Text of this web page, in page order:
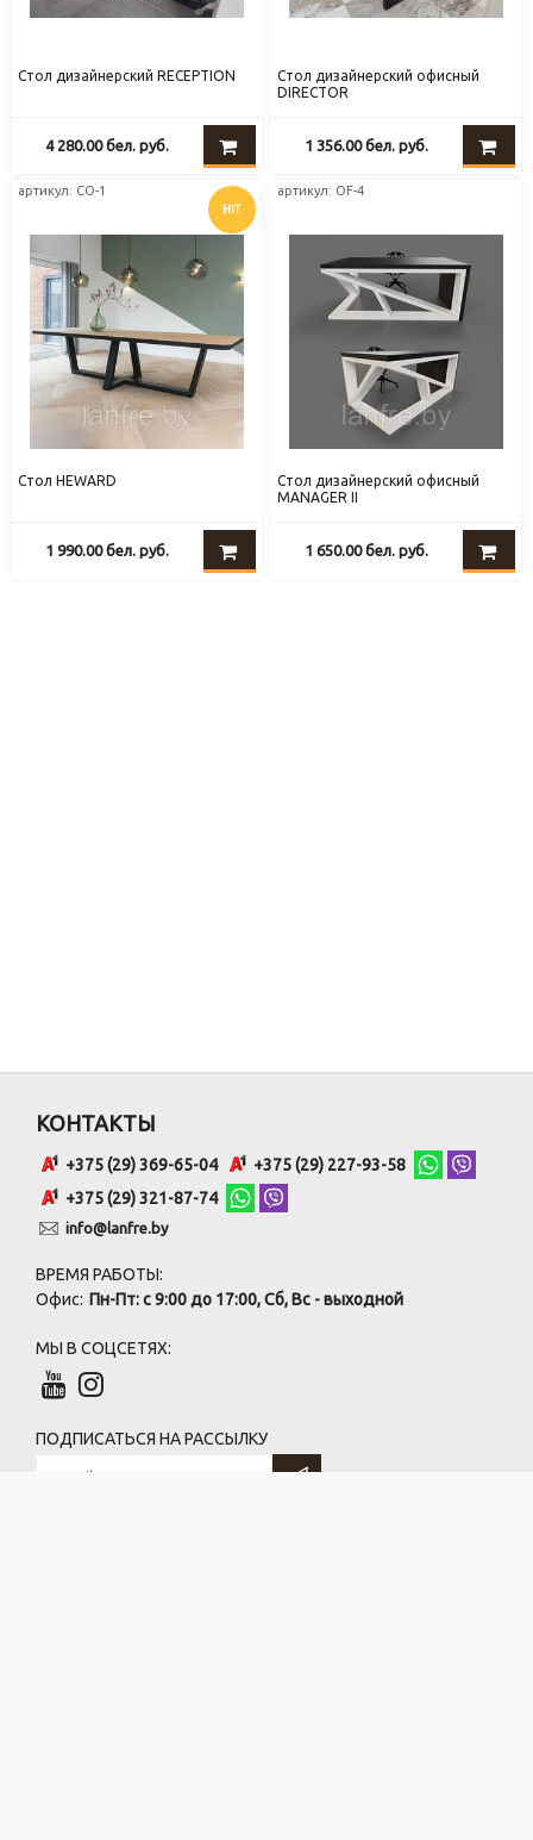
Стол дизайнерский RECEPTION
4 280.00бел. руб.
Стол дизайнерский офисный
DIRECTOR
1 356.00бел. руб.
артикул: СО-1
HIT
Стол HEWARD
1 990.00бел. руб.
артикул: OF-4
Стол дизайнерский офисный
MANAGER II
1 650.00бел. руб.
КОНТАКТЫ
+375 (29) 369-65-04
+375 (29) 227-93-58
+375 (29) 321-87-74
info@lanfre.by
ВРЕМЯ РАБОТЫ:
Офис: Пн-Пт: с 9:00 до 17:00, Сб, Вс - выходной
МЫ В СОЦСЕТЯХ:
ПОДПИСАТЬСЯ НА РАССЫЛКУ